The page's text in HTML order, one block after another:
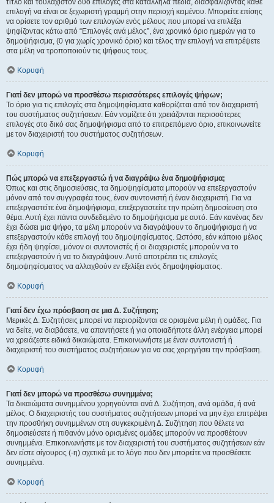
τίτλο και τουλάχιστον δύο επιλογές στα κατάλληλα πεδία, διασφαλίζοντας κάθε
επιλογή να είναι σε ξεχωριστή γραμμή στην περιοχή κειμένου. Μπορείτε επίσης
να ορίσετε τον αριθμό των επιλογών ενός μέλους που μπορεί να επιλέξει
ψηφίζοντας κάτω από “Επιλογές ανά μέλος”, ένα χρονικό όριο ημερών για το
δημοψήφισμα, (0 για χωρίς χρονικό όριο) και τέλος την επιλογή να επιτρέψετε
στα μέλη να τροποποιούν τις ψήφους τους.
Κορυφή
Γιατί δεν μπορώ να προσθέσω περισσότερες επιλογές ψήφων;
Το όριο για τις επιλογές στα δημοψηφίσματα καθορίζεται από τον διαχειριστή
του συστήματος συζητήσεων. Εάν νομίζετε ότι χρειάζονται περισσότερες
επιλογές στο δικό σας δημοψήφισμα από το επιτρεπόμενο όριο, επικοινωνείτε
με τον διαχειριστή του συστήματος συζητήσεων.
Κορυφή
Πώς μπορώ να επεξεργαστώ ή να διαγράψω ένα δημοψήφισμα;
Όπως και στις δημοσιεύσεις, τα δημοψηφίσματα μπορούν να επεξεργαστούν
μόνον από τον συγγραφέα τους, έναν συντονιστή ή έναν διαχειριστή. Για να
επεξεργαστείτε ένα δημοψήφισμα, επεξεργαστείτε την πρώτη δημοσίευση στο
θέμα. Αυτή έχει πάντα συνδεδεμένο το δημοψήφισμα με αυτό. Εάν κανένας δεν
έχει δώσει μια ψήφο, τα μέλη μπορούν να διαγράψουν το δημοψήφισμα ή να
επεξεργαστούν κάθε επιλογή του δημοψηφίσματος. Ωστόσο, εάν κάποιο μέλος
έχει ήδη ψηφίσει, μόνον οι συντονιστές ή οι διαχειριστές μπορούν να το
επεξεργαστούν ή να το διαγράψουν. Αυτό αποτρέπει τις επιλογές
δημοψηφίσματος να αλλαχθούν εν εξελίξει ενός δημοψηφίσματος.
Κορυφή
Γιατί δεν έχω πρόσβαση σε μια Δ. Συζήτηση;
Μερικές Δ. Συζητήσεις μπορεί να περιορίζονται σε ορισμένα μέλη ή ομάδες. Για
να δείτε, να διαβάσετε, να απαντήσετε ή για οποιαδήποτε άλλη ενέργεια μπορεί
να χρειάζεστε ειδικά δικαιώματα. Επικοινωνήστε με έναν συντονιστή ή
διαχειριστή του συστήματος συζητήσεων για να σας χορηγήσει την πρόσβαση.
Κορυφή
Γιατί δεν μπορώ να προσθέσω συνημμένα;
Τα δικαιώματα συνημμένου χορηγούνται ανά Δ. Συζήτηση, ανά ομάδα, ή ανά
μέλος. Ο διαχειριστής του συστήματος συζητήσεων μπορεί να μην έχει επιτρέψει
την προσθήκη συνημμένων στη συγκεκριμένη Δ. Συζήτηση που θέλετε να
δημοσιεύσετε ή πιθανόν μόνο ορισμένες ομάδες μπορούν να προσθέτουν
συνημμένα. Επικοινωνήστε με τον διαχειριστή του συστήματος συζητήσεων εάν
δεν είστε σίγουρος (-η) σχετικά με το λόγο που δεν μπορείτε να προσθέσετε
συνημμένα.
Κορυφή